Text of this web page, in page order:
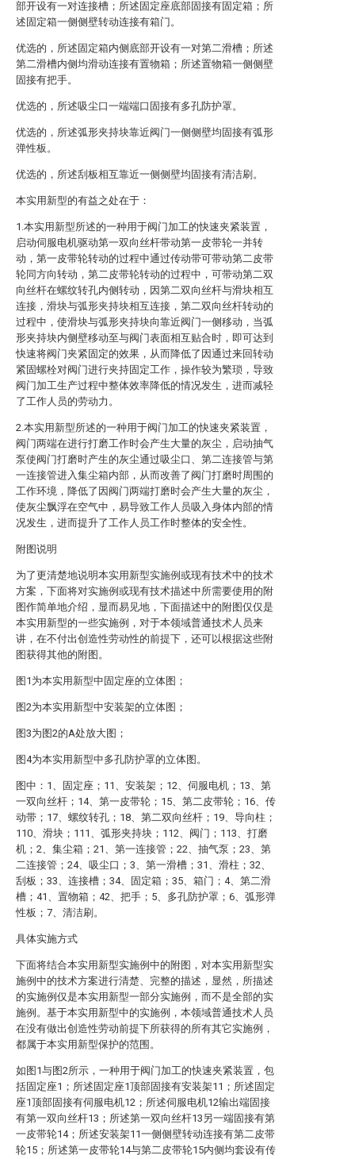
部开设有一对连接槽；所述固定座底部固接有固定箱；所
述固定箱一侧侧壁转动连接有箱门。
优选的，所述固定箱内侧底部开设有一对第二滑槽；所述
第二滑槽内侧均滑动连接有置物箱；所述置物箱一侧侧壁
固接有把手。
优选的，所述吸尘口一端端口固接有多孔防护罩。
优选的，所述弧形夹持块靠近阀门一侧侧壁均固接有弧形
弹性板。
优选的，所述刮板相互靠近一侧侧壁均固接有清洁刷。
本实用新型的有益之处在于：
1.本实用新型所述的一种用于阀门加工的快速夹紧装置，
启动伺服电机驱动第一双向丝杆带动第一皮带轮一并转
动，第一皮带轮转动的过程中通过传动带可带动第二皮带
轮同方向转动，第二皮带轮转动的过程中，可带动第二双
向丝杆在螺纹转孔内侧转动，因第二双向丝杆与滑块相互
连接，滑块与弧形夹持块相互连接，第二双向丝杆转动的
过程中，使滑块与弧形夹持块向靠近阀门一侧移动，当弧
形夹持块内侧壁移动至与阀门表面相互贴合时，即可达到
快速将阀门夹紧固定的效果，从而降低了因通过来回转动
紧固螺栓对阀门进行夹持固定工作，操作较为繁琐，导致
阀门加工生产过程中整体效率降低的情况发生，进而减轻
了工作人员的劳动力。
2.本实用新型所述的一种用于阀门加工的快速夹紧装置，
阀门两端在进行打磨工作时会产生大量的灰尘，启动抽气
泵使阀门打磨时产生的灰尘通过吸尘口、第二连接管与第
一连接管进入集尘箱内部，从而改善了阀门打磨时周围的
工作环境，降低了因阀门两端打磨时会产生大量的灰尘，
使灰尘飘浮在空气中，易导致工作人员吸入身体内部的情
况发生，进而提升了工作人员工作时整体的安全性。
附图说明
为了更清楚地说明本实用新型实施例或现有技术中的技术
方案，下面将对实施例或现有技术描述中所需要使用的附
图作简单地介绍，显而易见地，下面描述中的附图仅仅是
本实用新型的一些实施例，对于本领域普通技术人员来
讲，在不付出创造性劳动性的前提下，还可以根据这些附
图获得其他的附图。
图1为本实用新型中固定座的立体图；
图2为本实用新型中安装架的立体图；
图3为图2的A处放大图；
图4为本实用新型中多孔防护罩的立体图。
图中：1、固定座；11、安装架；12、伺服电机；13、第
一双向丝杆；14、第一皮带轮；15、第二皮带轮；16、传
动带；17、螺纹转孔；18、第二双向丝杆；19、导向柱；
110、滑块；111、弧形夹持块；112、阀门；113、打磨
机；2、集尘箱；21、第一连接管；22、抽气泵；23、第
二连接管；24、吸尘口；3、第一滑槽；31、滑柱；32、
刮板；33、连接槽；34、固定箱；35、箱门；4、第二滑
槽；41、置物箱；42、把手；5、多孔防护罩；6、弧形弹
性板；7、清洁刷。
具体实施方式
下面将结合本实用新型实施例中的附图，对本实用新型实
施例中的技术方案进行清楚、完整的描述，显然，所描述
的实施例仅是本实用新型一部分实施例，而不是全部的实
施例。基于本实用新型中的实施例，本领域普通技术人员
在没有做出创造性劳动前提下所获得的所有其它实施例，
都属于本实用新型保护的范围。
如图1与图2所示，一种用于阀门加工的快速夹紧装置，包
括固定座1；所述固定座1顶部固接有安装架11；所述固定
座1顶部固接有伺服电机12；所述伺服电机12输出端固接
有第一双向丝杆13；所述第一双向丝杆13另一端固接有第
一皮带轮14；所述安装架11一侧侧壁转动连接有第二皮带
轮15；所述第一皮带轮14与第二皮带轮15内侧均套设有传